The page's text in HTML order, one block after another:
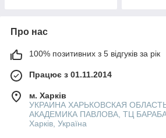
Про нас
100% позитивних з 5 відгуків за рік
Працює з 01.11.2014
м. Харків
УКРАИНА ХАРЬКОВСКАЯ
АКАДЕМИКА ПАВЛОВА, ТЦ
Харків, Україна